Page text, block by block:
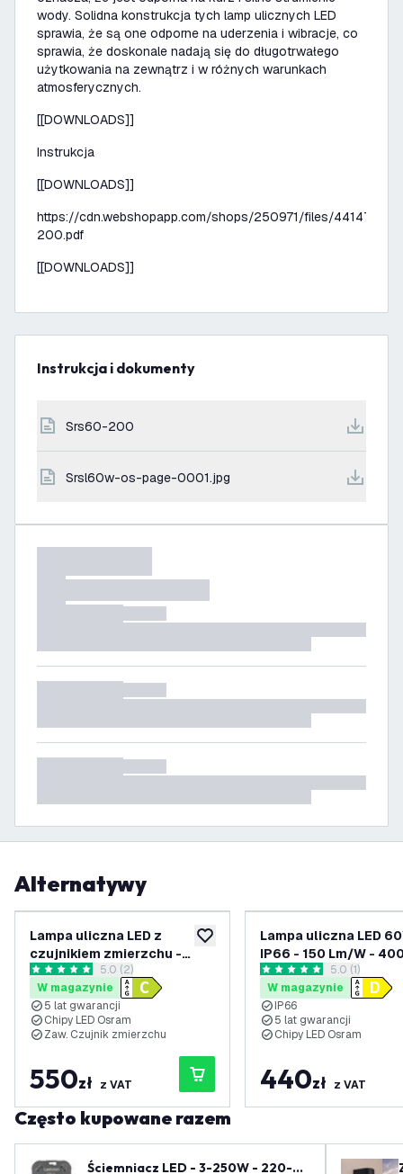
wody. Solidna konstrukcja tych lamp ulicznych LED
sprawia, że są one odporne na uderzenia i wibracje, co
sprawia, że doskonale nadają się do długotrwałego
użytkowania na zewnątrz i w różnych warunkach
atmosferycznych.
[[DOWNLOADS]]
Instrukcja
[[DOWNLOADS]]
https://cdn.webshopapp.com/shops/250971/files/
200.pdf
[[DOWNLOADS]]
Instrukcja i dokumenty
srs60-200
srsl60w-os-page-0001.jpg
Alternatywy
dodaj do listy życzeń
Lampa uliczna LED z
czujnikiem zmierzchu -
100W - IP66 - 160 Lm/W -
4000K - 5 lat gwarancji
otwórz panel recenzji
5 Gwiazdki oceny
5.0 (2)
W magazynie
5 lat gwarancji
Chipy LED Osram
Zaw. Czujnik zmierzchu
550zł z VAT
Lampa uliczna LED
IP66 - 150 Lm/W -
lat gwarancjiotwórz panel
5 Gwiazdki oceny
5.0 (1)
W magazynie
IP66
5 lat gwarancji
Chipy LED Osram
440zł z VAT
Często kupowane razem
Ściemniacz LED - 3-250W - 220-24